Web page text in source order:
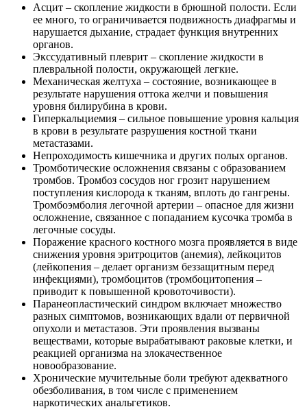
Асцит – скопление жидкости в брюшной полости. Если
ее много, то ограничивается подвижность диафрагмы и
нарушается дыхание, страдает функция внутренних
органов.
Экссудативный плеврит – скопление жидкости в
плевральной полости, окружающей легкие.
Механическая желтуха – состояние, возникающее в
результате нарушения оттока желчи и повышения
уровня билирубина в крови.
Гиперкальциемия – сильное повышение уровня кальция
в крови в результате разрушения костной ткани
метастазами.
Непроходимость кишечника и других полых органов.
Тромботические осложнения связаны с образованием
тромбов. Тромбоз сосудов ног грозит нарушением
поступления кислорода к тканям, вплоть до гангрены.
Тромбоэмболия легочной артерии – опасное для жизни
осложнение, связанное с попаданием кусочка тромба в
легочные сосуды.
Поражение красного костного мозга проявляется в виде
снижения уровня эритроцитов (анемия), лейкоцитов
(лейкопения – делает организм беззащитным перед
инфекциями), тромбоцитов (тромбоцитопения –
приводит к повышенной кровоточивости).
Паранеопластический синдром включает множество
разных симптомов, возникающих вдали от первичной
опухоли и метастазов. Эти проявления вызваны
веществами, которые вырабатывают раковые клетки, и
реакцией организма на злокачественное
новообразование.
Хронические мучительные боли требуют адекватного
обезболивания, в том числе с применением
наркотических анальгетиков.